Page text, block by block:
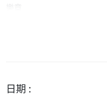
日期 :